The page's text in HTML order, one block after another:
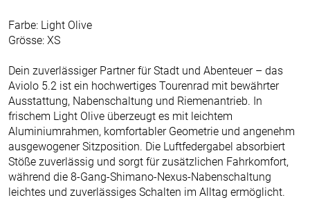
Farbe: Light Olive
Grösse: XS
Dein zuverlässiger Partner für Stadt und Abenteuer – das
Aviolo 5.2 ist ein hochwertiges Tourenrad mit bewährter
Ausstattung, Nabenschaltung und Riemenantrieb. In
frischem Light Olive überzeugt es mit leichtem
Aluminiumrahmen, komfortabler Geometrie und angenehm
ausgewogener Sitzposition. Die Luftfedergabel absorbiert
Stöße zuverlässig und sorgt für zusätzlichen Fahrkomfort,
während die 8-Gang-Shimano-Nexus-Nabenschaltung
leichtes und zuverlässiges Schalten im Alltag ermöglicht.